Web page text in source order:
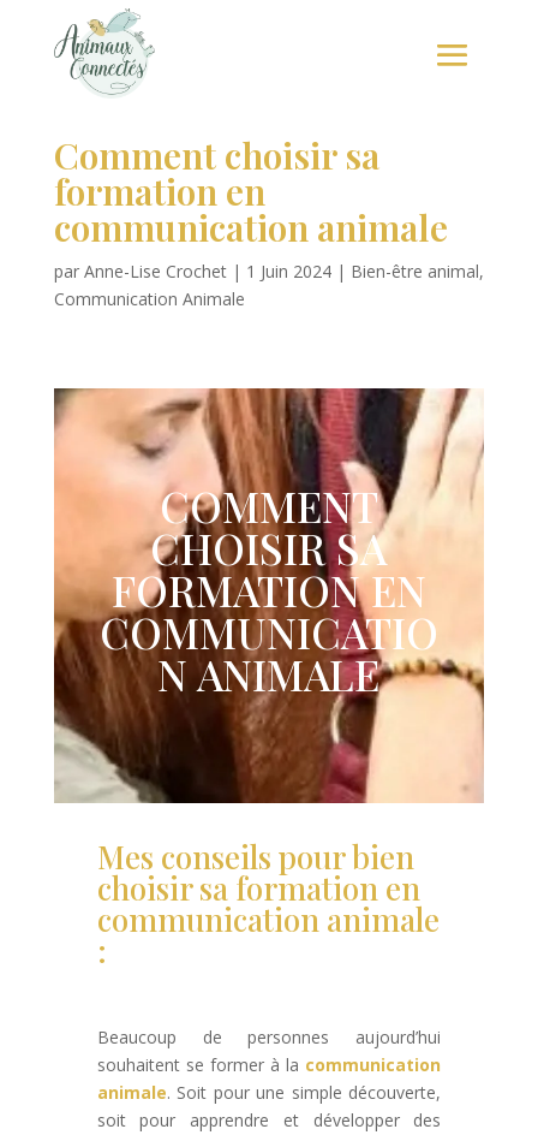
Comment choisir sa
formation en
communication animale
par Anne-Lise Crochet| 1 Juin 2024| Bien-être animal,
Communication Animale
COMMENT
CHOISIR SA
FORMATION EN
COMMUNICATIO
N ANIMALE
Mes conseils pour bien
choisir sa formation en
communication animale
:
Beaucoup de personnes aujourd’hui
souhaitent se former à la communication
animale. Soit pour une simple découverte,
soit pour apprendre et développer des